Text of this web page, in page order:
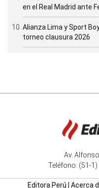
en el Real Madrid ante
Alianza Lima y Sport
torneo clausura 2026
Av.
Teléfono: (51-1)
Editora Perú Acerca